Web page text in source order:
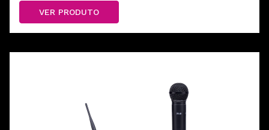
VER PRODUTO